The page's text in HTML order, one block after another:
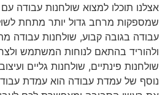
שמספקות מרחב גדול יותר מתחת
עבודה בגובה קבוע, שולחנות עבודה
ולהוריד בהתאם לנוחות המשתמש
שולחנות פינתיים, שולחנות גליים
נוסף של עמדת עבודה הוא עמדת